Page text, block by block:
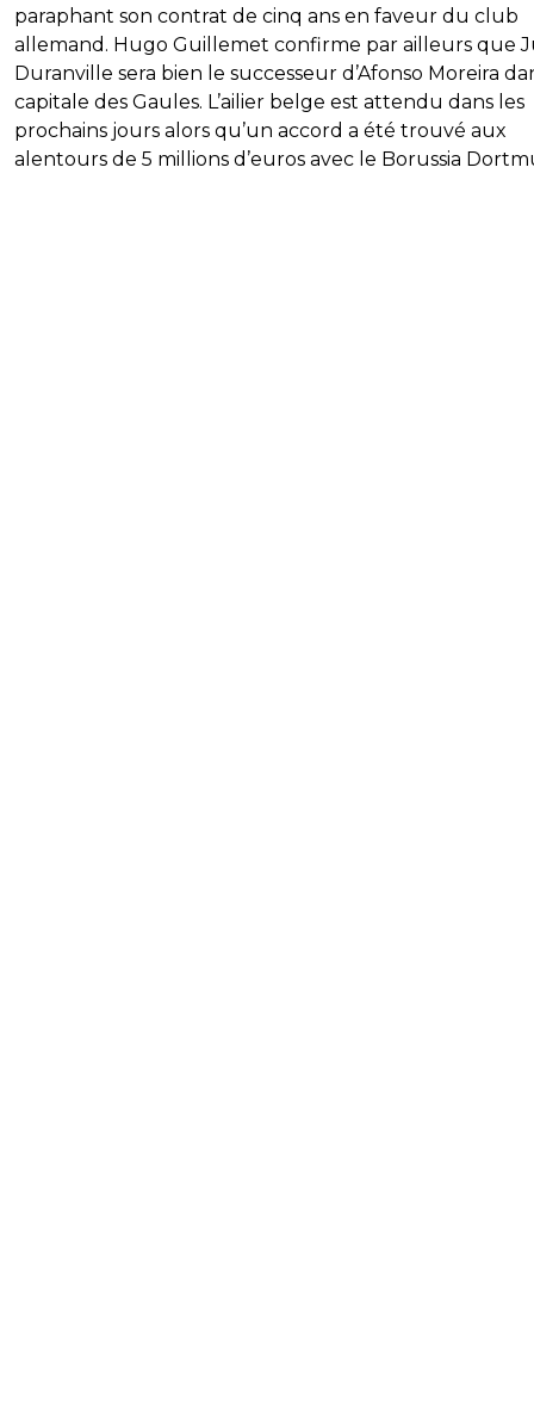
paraphant son contrat de cinq ans en faveur du club
allemand. Hugo Guillemet confirme par ailleurs que
Duranville sera bien le successeur d’Afonso Moreira
capitale des Gaules. L’ailier belge est attendu dans les
prochains jours alors qu’un accord a été trouvé aux
alentours de 5 millions d’euros avec le Borussia